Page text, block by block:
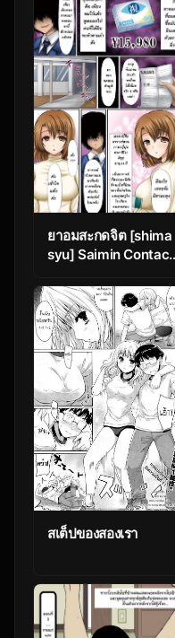
ยาอมสะกดจิต [shima
syu] Saimin Contact
Ch. 1 [Thai)
สเต็ปของสองเรา